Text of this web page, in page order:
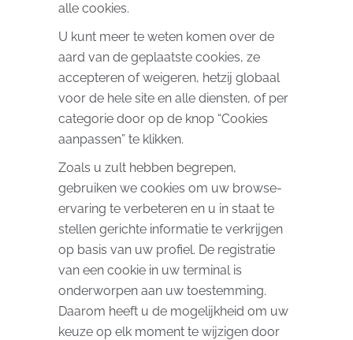
alle cookies.
U kunt meer te weten komen over de
aard van de geplaatste cookies, ze
accepteren of weigeren, hetzij globaal
voor de hele site en alle diensten, of per
categorie door op de knop “Cookies
aanpassen” te klikken.
Zoals u zult hebben begrepen,
gebruiken we cookies om uw browse-
ervaring te verbeteren en u in staat te
stellen gerichte informatie te verkrijgen
op basis van uw profiel. De registratie
van een cookie in uw terminal is
onderworpen aan uw toestemming.
Daarom heeft u de mogelijkheid om uw
keuze op elk moment te wijzigen door